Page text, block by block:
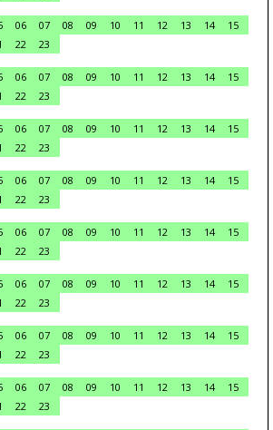
06 07 08 09 10 11 12 13 14
15
22
23
06 07 08 09 10 11 12 13 14
15
22
23
06 07 08 09 10 11 12 13 14
15
22
23
06 07 08 09 10 11 12 13 14
15
22
23
06 07 08 09 10 11 12 13 14
15
22
23
06 07 08 09 10 11 12 13 14
15
22
23
06 07 08 09 10 11 12 13 14
15
22
23
06 07 08 09 10 11 12 13 14
15
22
23